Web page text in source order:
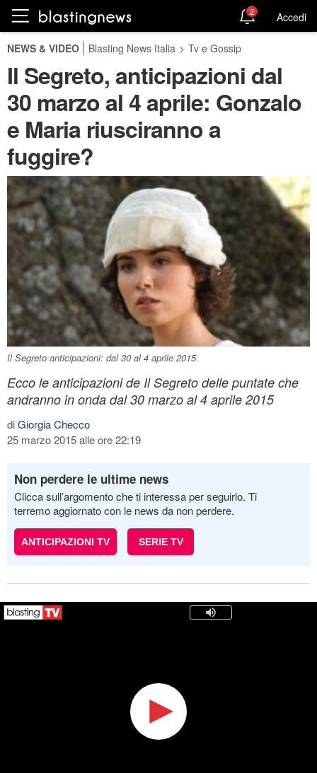
2 Accedi
NEWS & VIDEO Blasting News Italia > Tv e Gossip
Il Segreto, anticipazioni dal
30 marzo al 4 aprile: Gonzalo
e Maria riusciranno a
fuggire?
Il Segreto anticipazioni: dal 30 al 4 aprile 2015
Ecco le anticipazioni de Il Segreto delle puntate che
andranno in onda dal 30 marzo al 4 aprile 2015
diGiorgia Checco
25 marzo 2015 alle ore 22:19
Non perdere le ultime news
Clicca sull’argomento che ti interessa per seguirlo. Ti
terremo aggiornato con le news da non perdere.
ANTICIPAZIONI TV SERIE TV